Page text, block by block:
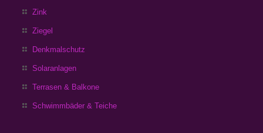
Zink
Ziegel
Denkmalschutz
Solaranlagen
Terrasen & Balkone
Schwimmbäder & Teiche